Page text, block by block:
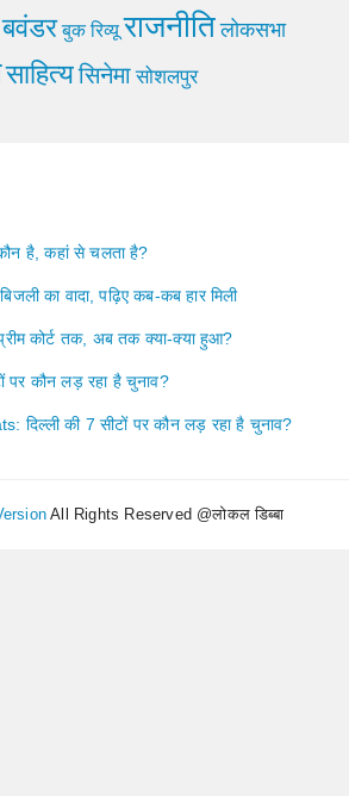
बवंडर बुक रिव्यू राजनीति लोकसभा
साहित्यसिनेमा सोशलपुर
है, कहां से चलता है?
का वादा, पढ़िए कब-कब हार मिली
कोर्ट तक, अब तक क्या-क्या हुआ?
पर कौन लड़ रहा है चुनाव?
दिल्ली की 7 सीटों पर कौन लड़ रहा है चुनाव?
All Rights Reserved @लोकल डिब्बा